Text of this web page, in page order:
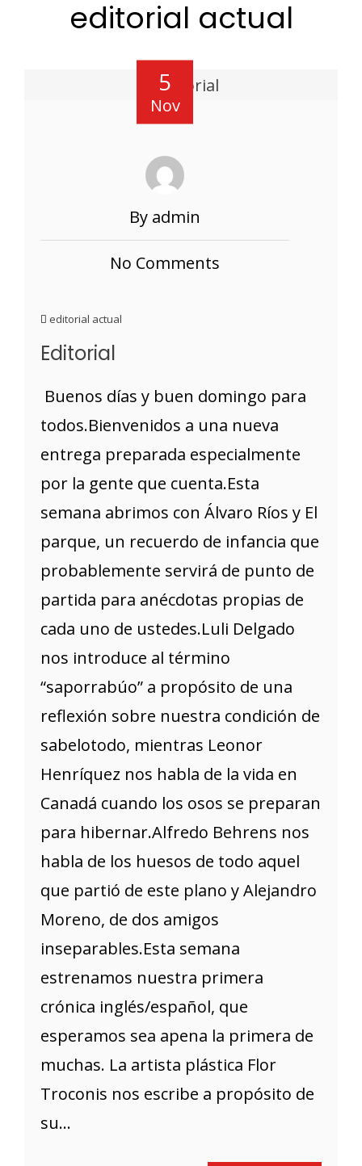
editorial actual
5
Nov
By admin
No Comments
editorial actual
Editorial
Buenos días y buen domingo para
todos.Bienvenidos a una nueva
entrega preparada especialmente
por la gente que cuenta.Esta
semana abrimos con Álvaro Ríos y El
parque, un recuerdo de infancia que
probablemente servirá de punto de
partida para anécdotas propias de
cada uno de ustedes.Luli Delgado
nos introduce al término
“saporrabúo” a propósito de una
reflexión sobre nuestra condición de
sabelotodo, mientras Leonor
Henríquez nos habla de la vida en
Canadá cuando los osos se preparan
para hibernar.Alfredo Behrens nos
habla de los huesos de todo aquel
que partió de este plano y Alejandro
Moreno, de dos amigos
inseparables.Esta semana
estrenamos nuestra primera
crónica inglés/español, que
esperamos sea apena la primera de
muchas. La artista plástica Flor
Troconis nos escribe a propósito de
su...